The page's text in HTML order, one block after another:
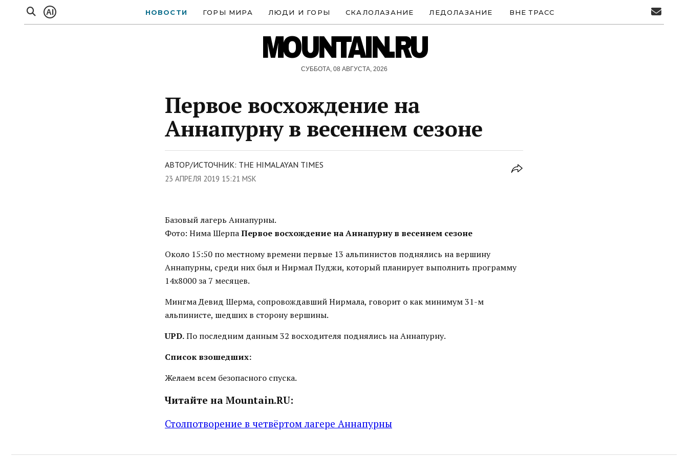
AI НОВОСТИ ГОРЫ МИРА ЛЮДИ И ГОРЫ СКАЛОЛАЗАНИЕ ЛЕДОЛАЗАНИЕ ВНЕ ТРАСС
MOUNTAIN.RU
СУББОТА, 08 АВГУСТА, 2026
Первое восхождение на
Аннапурну в весеннем сезоне
АВТОР/ИСТОЧНИК: THE HIMALAYAN TIMES
23 АПРЕЛЯ 2019 15:21 MSK
Базовый лагерь Аннапурны.
Фото: Нима ШерпаПервое восхождение на Аннапурну в весеннем сезоне
Около 15:50 по местному времени первые 13 альпинистов поднялись на вершину
Аннапурны, среди них был и Нирмал Пуджи, который планирует выполнить программу
14x8000 за 7 месяцев.
Мингма Девид Шерма, сопровождавший Нирмала, говорит о как минимум 31-м
альпинисте, шедших в сторону вершины.
UPD.По последним данным 32 восходителя поднялись на Аннапурну.
Список взошедших:
Желаем всем безопасного спуска.
Читайте на Mountain.RU:
Столпотворение в четвёртом лагере Аннапурны